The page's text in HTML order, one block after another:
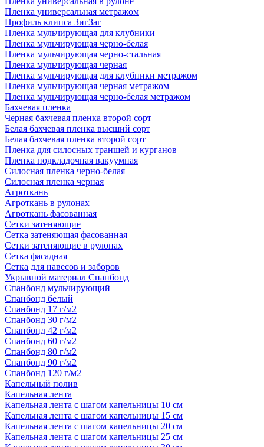
Пленка универсальная метражом
Профиль клипса ЗигЗаг
Пленка мульчирующая для клубники
Пленка мульчирующая черно-белая
Пленка мульчирующая черно-стальная
Пленка мульчирующая черная
Пленка мульчирующая для клубники метражом
Пленка мульчирующая черная метражом
Пленка мульчирующая черно-белая метражом
Бахчевая пленка
Черная бахчевая пленка второй сорт
Белая бахчевая пленка высший сорт
Белая бахчевая пленка второй сорт
Пленка для силосных траншей и курганов
Пленка подкладочная вакуумная
Силосная пленка черно-белая
Силосная пленка черная
Агроткань
Агроткань в рулонах
Агроткань фасованная
Сетки затеняющие
Сетка затеняющая фасованная
Сетки затеняющие в рулонах
Сетка фасадная
Сетка для навесов и заборов
Укрывной материал Спанбонд
Спанбонд мульчирующий
Спанбонд белый
Спанбонд 17 г/м2
Спанбонд 30 г/м2
Спанбонд 42 г/м2
Спанбонд 60 г/м2
Спанбонд 80 г/м2
Спанбонд 90 г/м2
Спанбонд 120 г/м2
Капельный полив
Капельная лента
Капельная лента с шагом капельницы 10 см
Капельная лента с шагом капельницы 15 см
Капельная лента с шагом капельницы 20 см
Капельная лента с шагом капельницы 25 см